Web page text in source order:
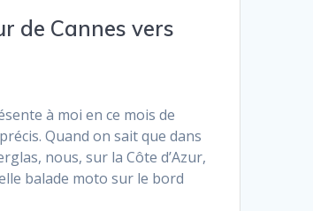
de Cannes vers
à moi en ce mois de
Quand on sait que dans
nous, sur la Côte d’Azur,
balade moto sur le bord